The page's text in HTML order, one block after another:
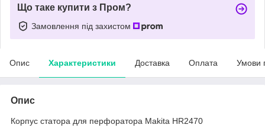
Що таке купити з Пром?
Замовлення під захистом
Опис Характеристики Доставка Оплата Умови
Опис
Корпус статора для перфоратора Makita HR2470